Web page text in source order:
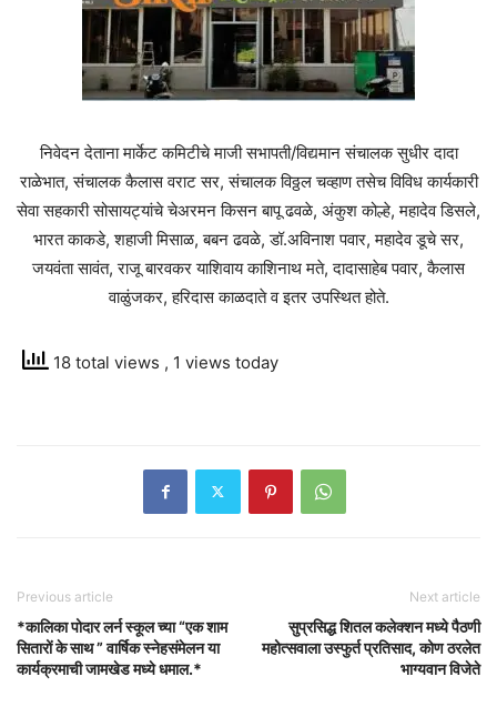
निवेदन देताना मार्केट कमिटीचे माजी सभापती/विद्यमान संचालक सुधीर दादा
राळेभात, संचालक कैलास वराट सर, संचालक विठ्ठल चव्हाण तसेच विविध कार्यकारी
सेवा सहकारी सोसायट्यांचे चेअरमन किसन बापू ढवळे, अंकुश कोल्हे, महादेव डिसले,
भारत काकडे, शहाजी मिसाळ, बबन ढवळे, डॉ.अविनाश पवार, महादेव डूचे सर,
जयवंता सावंत, राजू बारवकर याशिवाय काशिनाथ मते, दादासाहेब पवार, कैलास
वाळुंजकर, हरिदास काळदाते व इतर उपस्थित होते.
18 total views , 1 views today
Previous article
*कालिका पोदार लर्न स्कूल च्या “एक शाम
सितारों के साथ ” वार्षिक स्नेहसंमेलन या
कार्यक्रमाची जामखेड मध्ये धमाल.*
Next article
सुप्रसिद्ध शितल कलेक्शन मध्ये पैठणी
महोत्सवाला उस्फुर्त प्रतिसाद, कोण ठरलेत
भाग्यवान विजेते